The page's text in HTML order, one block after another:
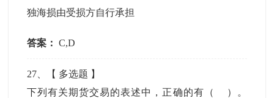
独海损由受损方自行承担
答案： C,D
27 、【 多选题 】
下列有关期货交易的表述中，正确的有（ ）。